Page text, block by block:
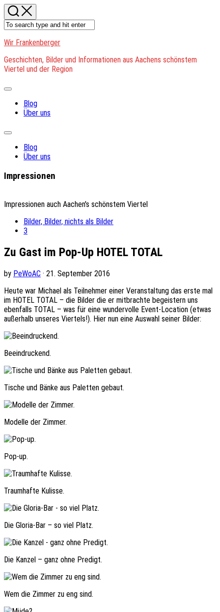
Skip
to
content
Wir Frankenberger
Geschichten, Bilder und Informationen aus Aachens schönstem
Viertel und der Region
Expand
Blog
Über uns
Expand
Blog
Über uns
Impressionen
Impressionen auch Aachen's schönstem Viertel
Bilder, Bilder, nichts als Bilder
3
Zu Gast im Pop-Up HOTEL TOTAL
by PeWoAC · 21. September 2016
Heute war Michael als Teilnehmer einer Veranstaltung das erste mal
im HOTEL TOTAL – die Bilder die er mitbrachte begeistern uns
ebenfalls TOTAL – was für eine wundervolle Event-Location (etwas
außerhalb unseres Viertels!). Hier nun eine Auswahl seiner Bilder:
Beeindruckend.
Tische und Bänke aus Paletten gebaut.
Modelle der Zimmer.
Pop-up.
Traumhafte Kulisse.
Die Gloria-Bar – so viel Platz.
Die Kanzel – ganz ohne Predigt.
Wem die Zimmer zu eng sind.